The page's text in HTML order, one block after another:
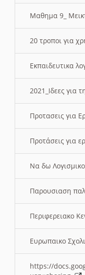
Μαθημα 9_
20 τροποι για
Εκπαιδευτικα
2021_Ιδεες για
Προτασεις για
Προτάσεις για
Να δω
Παρουσιαση
Περιφερειακο
Ευρωπαικο
https://